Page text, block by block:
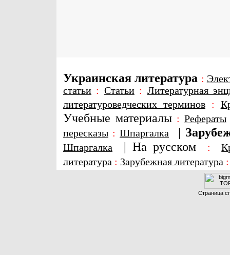
Украинская литература :
статьи : Статьи: Литературная
литературоведческих терминов:
Учебные материалы : Рефераты
пересказы : Шпаргалка |
Шпаргалка | На русском :
литература : Зарубежная литература
Страница